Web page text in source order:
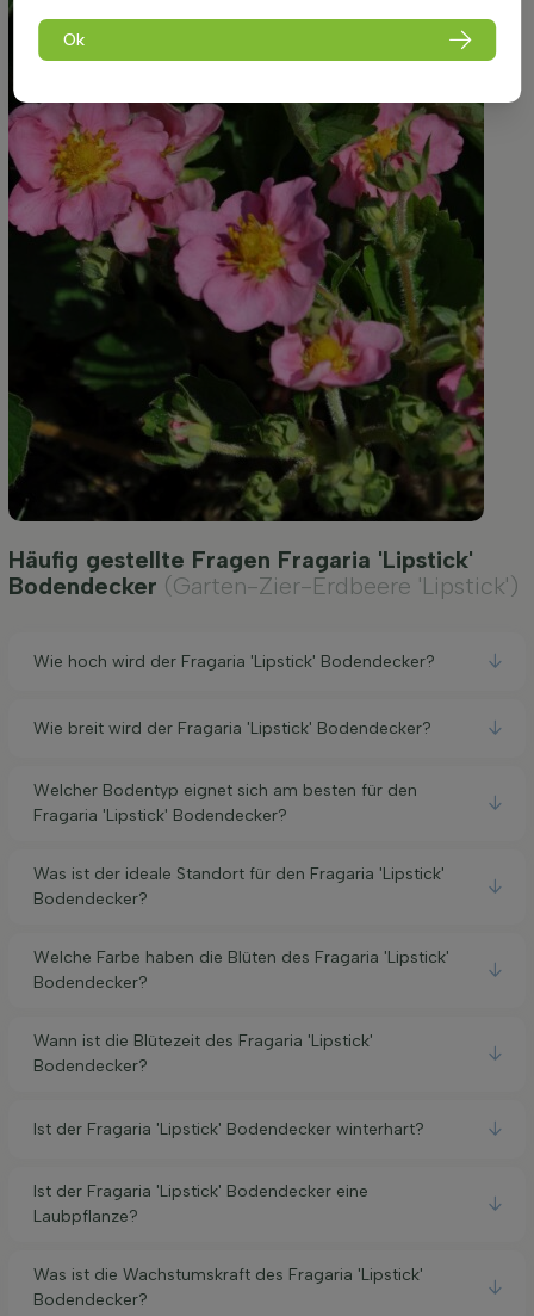
Häufig gestellte Fragen Fragaria 'Lipstick'
Bodendecker (Garten-Zier-Erdbeere 'Lipstick')
Wie hoch wird der Fragaria 'Lipstick' Bodendecker?
Wie breit wird der Fragaria 'Lipstick' Bodendecker?
Welcher Bodentyp eignet sich am besten für den
Fragaria 'Lipstick' Bodendecker?
Was ist der ideale Standort für den Fragaria 'Lipstick'
Bodendecker?
Welche Farbe haben die Blüten des Fragaria 'Lipstick'
Bodendecker?
Wann ist die Blütezeit des Fragaria 'Lipstick'
Bodendecker?
Ist der Fragaria 'Lipstick' Bodendecker winterhart?
Ist der Fragaria 'Lipstick' Bodendecker eine
Laubpflanze?
Was ist die Wachstumskraft des Fragaria 'Lipstick'
Bodendecker?
Ok